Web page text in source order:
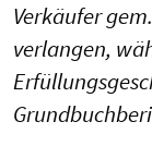
Verkäufer
verlangen,